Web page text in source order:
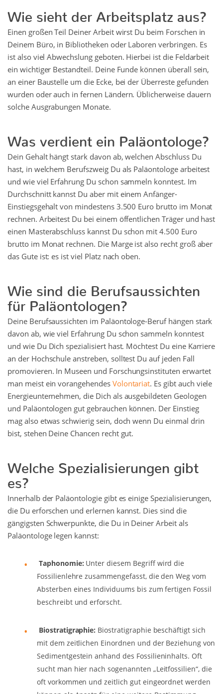
Wie sieht der Arbeitsplatz aus?
Einen großen Teil Deiner Arbeit wirst Du beim Forschen in
Deinem Büro, in Bibliotheken oder Laboren verbringen. Es
ist also viel Abwechslung geboten. Hierbei ist die Feldarbeit
ein wichtiger Bestandteil. Deine Funde können überall sein,
an einer Baustelle um die Ecke, bei der Überreste gefunden
wurden oder auch in fernen Ländern. Üblicherweise dauern
solche Ausgrabungen Monate.
Was verdient ein Paläontologe?
Dein Gehalt hängt stark davon ab, welchen Abschluss Du
hast, in welchem Berufszweig Du als Paläontologe arbeitest
und wie viel Erfahrung Du schon sammeln konntest. Im
Durchschnitt kannst Du aber mit einem Anfänger-
Einstiegsgehalt von mindestens 3.500 Euro brutto im Monat
rechnen. Arbeitest Du bei einem öffentlichen Träger und hast
einen Masterabschluss kannst Du schon mit 4.500 Euro
brutto im Monat rechnen. Die Marge ist also recht groß aber
das Gute ist: es ist viel Platz nach oben.
Wie sind die Berufsaussichten
für Paläontologen?
Deine Berufsaussichten im Paläontologe-Beruf hängen stark
davon ab, wie viel Erfahrung Du schon sammeln konntest
und wie Du Dich spezialisiert hast. Möchtest Du eine Karriere
an der Hochschule anstreben, solltest Du auf jeden Fall
promovieren. In Museen und Forschungsinstituten erwartet
man meist ein vorangehendes Volontariat. Es gibt auch viele
Energieunternehmen, die Dich als ausgebildeten Geologen
und Paläontologen gut gebrauchen können. Der Einstieg
mag also etwas schwierig sein, doch wenn Du einmal drin
bist, stehen Deine Chancen recht gut.
Welche Spezialisierungen gibt
es?
Innerhalb der Paläontologie gibt es einige Spezialisierungen,
die Du erforschen und erlernen kannst. Dies sind die
gängigsten Schwerpunkte, die Du in Deiner Arbeit als
Paläontologe legen kannst:
Taphonomie: Unter diesem Begriff wird die
Fossilienlehre zusammengefasst, die den Weg vom
Absterben eines Individuums bis zum fertigen Fossil
beschreibt und erforscht.
Biostratigraphie: Biostratigraphie beschäftigt sich
mit dem zeitlichen Einordnen und der Beziehung von
Sedimentgestein anhand des Fossilieninhalts. Oft
sucht man hier nach sogenannten „Leitfossilien“, die
oft vorkommen und zeitlich gut eingeordnet werden